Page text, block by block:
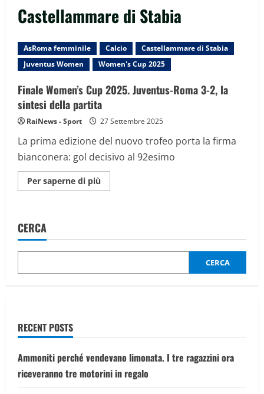
Castellammare di Stabia
AsRoma femminile Calcio
Castellammare di Stabia
Juventus Women
Women's Cup 2025
Finale Women’s Cup 2025. Juventus-Roma 3-2, la
sintesi della partita
RaiNews - Sport 27 Settembre 2025
La prima edizione del nuovo trofeo porta la firma
bianconera: gol decisivo al 92esimo
Per saperne di più
informazioni
Juventus-
3-
la
CERCA
CERCA
RECENT POSTS
Ammoniti perché vendevano limonata. I tre ragazzini ora
riceveranno tre motorini in regalo